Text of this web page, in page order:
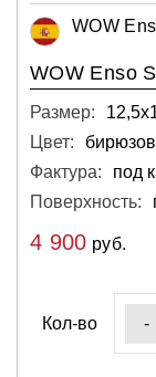
WOW
WOW Enso
Размер:
Цвет:
Фактура:
под
Поверхность:
4 900 руб.
Кол-во -